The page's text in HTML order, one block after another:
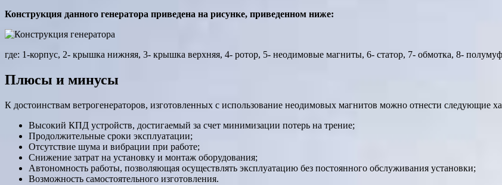
Конструкция данного генератора приведена на рисунке, приведенном ниже:
где: 1-корпус, 2- крышка нижняя, 3- крышка верхняя, 4- ротор, 5- неодимовые магниты, 6- статор, 7- обмотка, 8-
Плюсы и минусы
К достоинствам ветрогенераторов, изготовленных с использование неодимовых магнитов можно отнести следующие
Высокий КПД устройств, достигаемый за счет минимизации потерь на трение;
Продолжительные сроки эксплуатации;
Отсутствие шума и вибрации при работе;
Снижение затрат на установку и монтаж оборудования;
Автономность работы, позволяющая осуществлять эксплуатацию без постоянного обслуживания установки;
Возможность самостоятельного изготовления.